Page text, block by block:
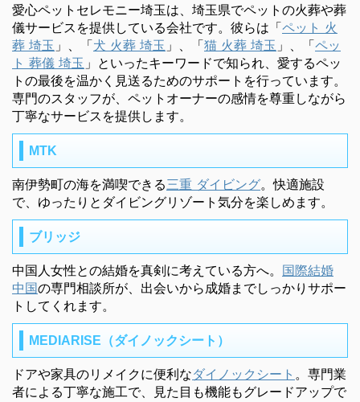
愛心ペットセレモニー埼玉は、埼玉県でペットの火葬や葬
儀サービスを提供している会社です。彼らは「ペット 火
葬 埼玉 」、「犬 火葬 埼玉 」、「猫 火葬 埼玉 」、「ペッ
ト 葬儀 埼玉 」といったキーワードで知られ、愛するペッ
トの最後を温かく見送るためのサポートを行っています。
専門のスタッフが、ペットオーナーの感情を尊重しながら
丁寧なサービスを提供します。
MTK
南伊勢町の海を満喫できる三重 ダイビング。快適施設
で、ゆったりとダイビングリゾート気分を楽しめます。
ブリッジ
中国人女性との結婚を真剣に考えている方へ。 国際結婚
中国の専門相談所が、出会いから成婚までしっかりサポー
トしてくれます。
MEDIARISE（ダイノックシート）
ドアや家具のリメイクに便利なダイノックシート 。専門業
者による丁寧な施工で、見た目も機能もグレードアップで